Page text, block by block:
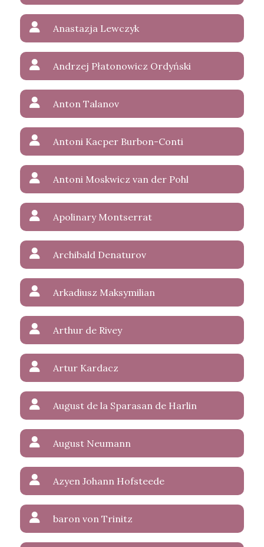
Anastazja Lewczyk
Andrzej Płatonowicz Ordyński
Anton Talanov
Antoni Kacper Burbon-Conti
Antoni Moskwicz van der Pohl
Apolinary Montserrat
Archibald Denaturov
Arkadiusz Maksymilian
Arthur de Rivey
Artur Kardacz
August de la Sparasan de Harlin
August Neumann
Azyen Johann Hofsteede
baron von Trinitz